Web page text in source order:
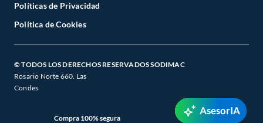
Políticas de Privacidad
Política de Cookies
© TODOS LOS DERECHOS RESERVADOS SODIMAC
Rosario Norte 660. Las
Condes
Compra 100% segura
AsesorIA